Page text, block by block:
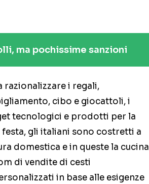
ma pochissime sanzioni
razionalizzare i regali,
cibo e giocattoli, i
tecnologici e prodotti per la
festa, gli italiani sono costretti a
domestica e in queste la cucina
di vendite di cesti
in base alle esigenze